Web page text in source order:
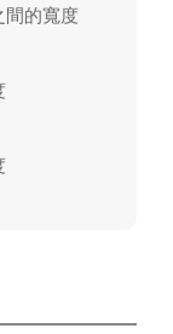
間的寬度